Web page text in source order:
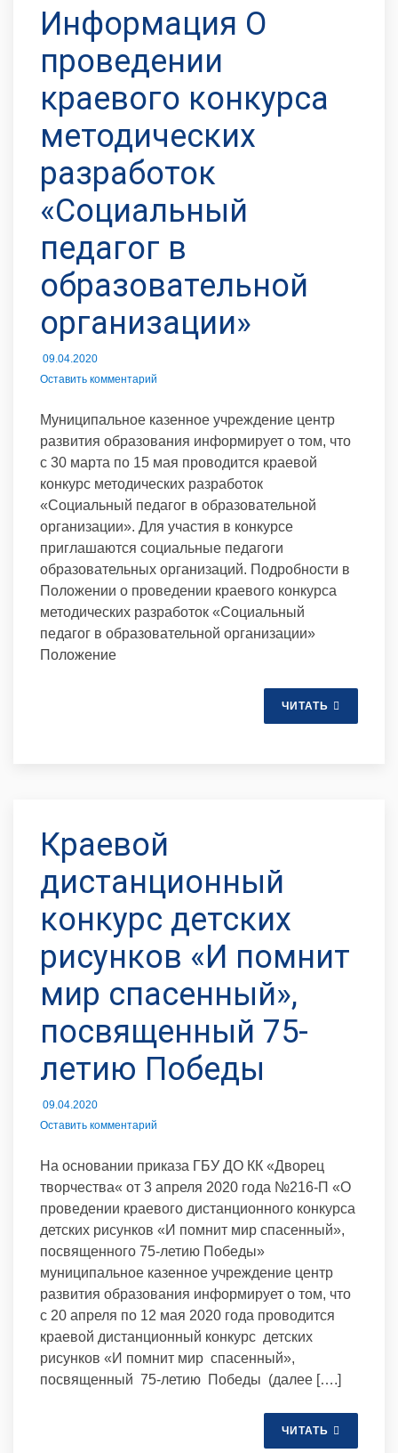
Информация О
проведении
краевого конкурса
методических
разработок
«Социальный
педагог в
образовательной
организации»
09.04.2020
Оставить комментарий
Муниципальное казенное учреждение центр
развития образования информирует о том, что
с 30 марта по 15 мая проводится краевой
конкурс методических разработок
«Социальный педагог в образовательной
организации». Для участия в конкурсе
приглашаются социальные педагоги
образовательных организаций. Подробности в
Положении о проведении краевого конкурса
методических разработок «Социальный
педагог в образовательной организации»
Положение
ЧИТАТЬ
Краевой
дистанционный
конкурс детских
рисунков «И помнит
мир спасенный»,
посвященный 75-
летию Победы
09.04.2020
Оставить комментарий
На основании приказа ГБУ ДО КК «Дворец
творчества« от 3 апреля 2020 года №216-П «О
проведении краевого дистанционного конкурса
детских рисунков «И помнит мир спасенный»,
посвященного 75-летию Победы»
муниципальное казенное учреждение центр
развития образования информирует о том, что
с 20 апреля по 12 мая 2020 года проводится
краевой дистанционный конкурс детских
рисунков «И помнит мир спасенный»,
посвященный 75-летию Победы (далее [….]
ЧИТАТЬ